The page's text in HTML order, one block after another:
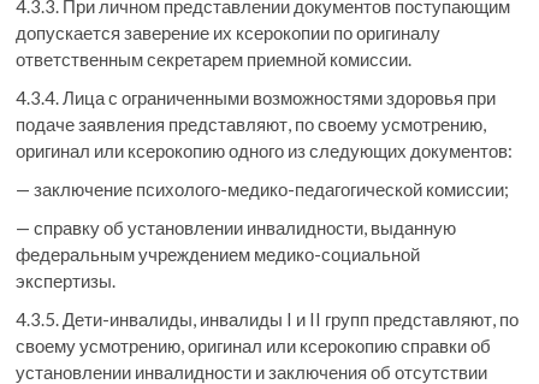
4.3.3. При личном представлении документов поступающим
допускается заверение их ксерокопии по оригиналу
ответственным секретарем приемной комиссии.
4.3.4. Лица с ограниченными возможностями здоровья при
подаче заявления представляют, по своему усмотрению,
оригинал или ксерокопию одного из следующих документов:
— заключение психолого-медико-педагогической комиссии;
— справку об установлении инвалидности, выданную
федеральным учреждением медико-социальной
экспертизы.
4.3.5. Дети-инвалиды, инвалиды I и II групп представляют, по
своему усмотрению, оригинал или ксерокопию справки об
установлении инвалидности и заключения об отсутствии